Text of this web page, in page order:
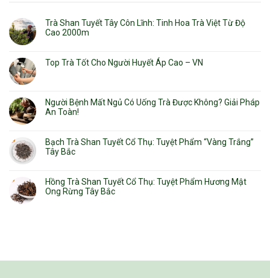
Trà Shan Tuyết Tây Côn Lĩnh: Tinh Hoa Trà Việt Từ Độ
Cao 2000m
Top Trà Tốt Cho Người Huyết Áp Cao – VN
Người Bệnh Mất Ngủ Có Uống Trà Được Không? Giải Pháp
An Toàn!
Bạch Trà Shan Tuyết Cổ Thụ: Tuyệt Phẩm “Vàng Trắng”
Tây Bắc
Hồng Trà Shan Tuyết Cổ Thụ: Tuyệt Phẩm Hương Mật
Ong Rừng Tây Bắc